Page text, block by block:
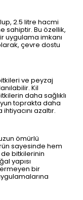
2.5 litre hacmi
sahiptir. Bu özellik,
uygulama imkanı
çevre dostu
ve peyzaj
Kil
daha sağlıklı
toprakta daha
azaltır.
uzun ömürlü
sayesinde hem
bitkilerinin
yapısı
bir